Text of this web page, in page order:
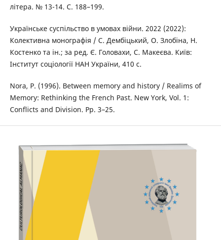
літера. № 13-14. С. 188–199.
Українське суспільство в умовах війни. 2022 (2022):
Колективна монографія / С. Дембіцький, О. Злобіна, Н.
Костенко та ін.; за ред. Є. Головахи, С. Макеєва. Київ:
Інститут соціології НАН України, 410 с.
Nora, P. (1996). Between memory and history / Realіms of
Memory: Rethinking the French Past. New York, Vol. 1:
Conflicts and Division. Рр. 3–25.